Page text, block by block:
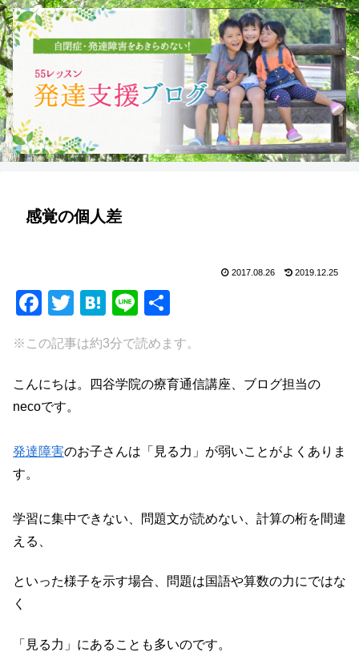
感覚の個人差
2017.08.26 2019.12.25
F
c
e
b
o
T
tt
er
H
e
n
Li
e
※この記事は約3分で読めます。
こんにちは。四谷学院の療育通信講座、ブログ担当の
necoです。
発達障害のお子さんは「見る力」が弱いことがよくありま
す。
学習に集中できない、問題文が読めない、計算の桁を間違
える、
といった様子を示す場合、問題は国語や算数の力にではな
く
「見る力」にあることも多いのです。